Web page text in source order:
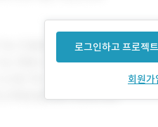
로그인하고 프로젝
회원가